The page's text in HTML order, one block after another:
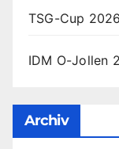
TSG-Cup
IDM O-Jollen
Archiv